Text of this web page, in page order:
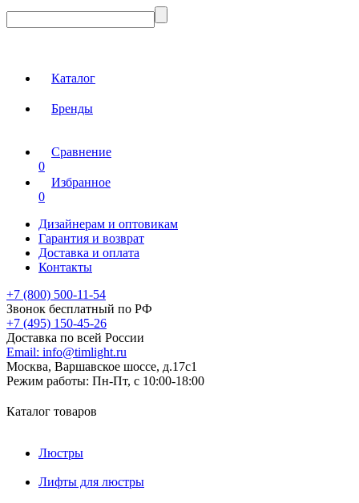
Каталог
Бренды
Сравнение
0
Избранное
0
Дизайнерам и оптовикам
Гарантия и возврат
Доставка и оплата
Контакты
+7 (800) 500-11-54
Звонок бесплатный по РФ
+7 (495) 150-45-26
Доставка по всей России
Email: info@timlight.ru
Москва, Варшавское шоссе, д.17c1
Режим работы: Пн-Пт, с 10:00-18:00
Каталог товаров
Люстры
Лифты для люстры